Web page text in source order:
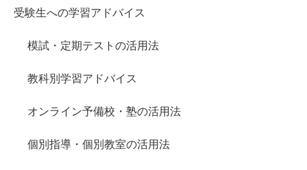
受験生への学習アドバイス
模試・定期テストの活用法
教科別学習アドバイス
オンライン予備校・塾の活用法
個別指導・個別教室の活用法